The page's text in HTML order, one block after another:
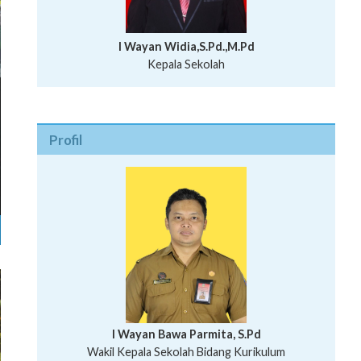
I Wayan Widia,S.Pd.,M.Pd
Kepala Sekolah
Profil
I Wayan Bawa Parmita, S.Pd
Wakil Kepala Sekolah Bidang Kurikulum
I Wayan Gede Aditya Pratita, S.Pd., M.Sn
Ni Wayan Nopi Sutantri, S.Pd.